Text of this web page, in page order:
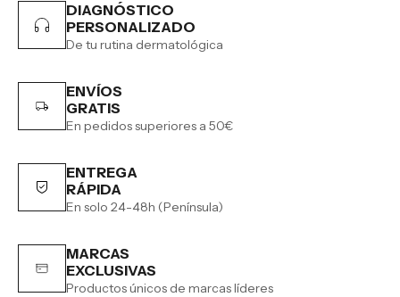
DIAGNÓSTICO
PERSONALIZADO
De tu rutina dermatológica
ENVÍOS
GRATIS
En pedidos superiores a 50€
ENTREGA
RÁPIDA
En solo 24-48h (Península)
MARCAS
EXCLUSIVAS
Productos únicos de marcas líderes